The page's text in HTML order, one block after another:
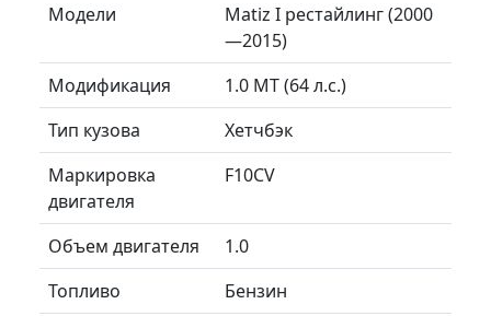
Модели
Matiz I рестайлинг (2000
—2015)
Модификация
1.0 MT (64 л.с.)
Тип кузова
Хетчбэк
Маркировка
двигателя
F10CV
Объем двигателя
1.0
Топливо
Бензин